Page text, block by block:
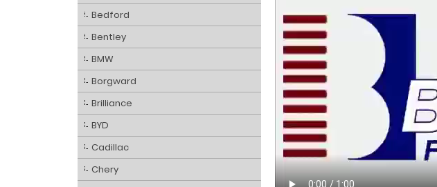
Bedford
Bentley
BMW
Borgward
Brilliance
BYD
Cadillac
Chery